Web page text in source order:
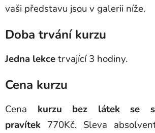
vaši představu jsou v galerii níže.
Doba trvání kurzu
Jedna lekcetrvající 3 hodiny.
Cena kurzu
Cena kurzu bez látek se
pravítek 770Kč. Sleva